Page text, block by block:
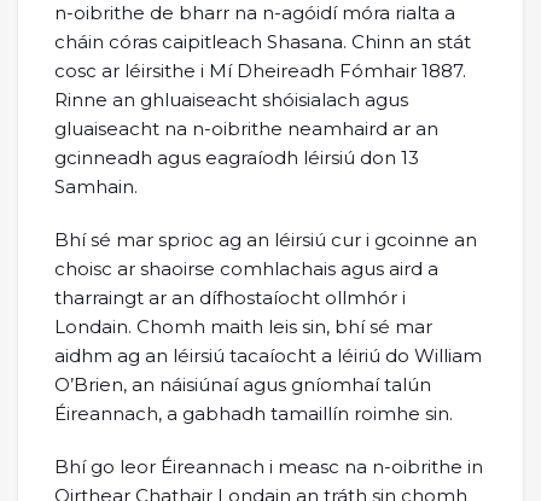
n-oibrithe de bharr na n-agóidí móra rialta a
cháin córas caipitleach Shasana. Chinn an stát
cosc ar léirsithe i Mí Dheireadh Fómhair 1887.
Rinne an ghluaiseacht shóisialach agus
gluaiseacht na n-oibrithe neamhaird ar an
gcinneadh agus eagraíodh léirsiú don 13
Samhain.
Bhí sé mar sprioc ag an léirsiú cur i gcoinne an
choisc ar shaoirse comhlachais agus aird a
tharraingt ar an dífhostaíocht ollmhór i
Londain. Chomh maith leis sin, bhí sé mar
aidhm ag an léirsiú tacaíocht a léiriú do William
O’Brien, an náisiúnaí agus gníomhaí talún
Éireannach, a gabhadh tamaillín roimhe sin.
Bhí go leor Éireannach i measc na n-oibrithe in
Oirthear Chathair Londain an tráth sin chomh